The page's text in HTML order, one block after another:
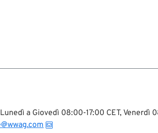
a Giovedì 08:00-17:00 CET, Venerdì